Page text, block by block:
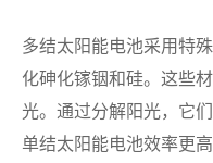
多结太阳能电池采用特
化砷化镓铟和硅。这些
光。通过分解阳光，它
单结太阳能电池效率更